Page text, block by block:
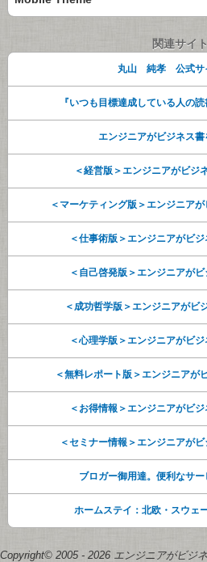
関連サイト
丸山 純孝 公式サ
『いつも目標達成している人の
エンジニアがビジネス書
＜経営版＞エンジニアがビジ
＜マーケティング版＞エンジニアが
＜仕事術版＞エンジニアがビジ
＜自己啓発版＞エンジニアが
＜成功哲学版＞エンジニアがビ
＜心理学版＞エンジニアがビジ
＜無料レポート版＞エンジニアが
＜お得情報＞エンジニアがビジ
＜セミナー情報＞エンジニアがビ
ブロガー御用達。便利なサ
ホームステイ：北欧・スウェ
Copyright© 2005 - 2026 エンジニアがビジ